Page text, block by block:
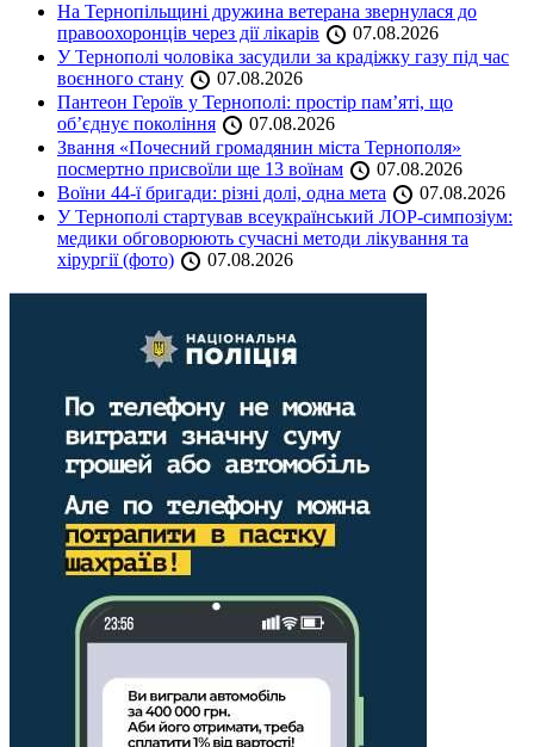
На Тернопільщині дружина ветерана звернулася до
правоохоронців через дії лікарів
07.08.2026
У Тернополі чоловіка засудили за крадіжку газу під час
воєнного стану
07.08.2026
Пантеон Героїв у Тернополі: простір пам’яті, що
об’єднує покоління
07.08.2026
Звання «Почесний громадянин міста Тернополя»
посмертно присвоїли ще 13 воїнам
07.08.2026
Воїни 44-ї бригади: різні долі, одна мета
07.08.2026
У Тернополі стартував всеукраїнський ЛОР-симпозіум:
медики обговорюють сучасні методи лікування та
хірургії (фото)
07.08.2026